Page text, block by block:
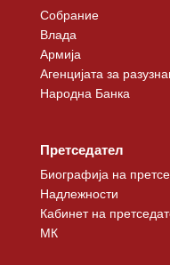
Собрание
Влада
Армија
Агенцијата за
Народна Банка
Претседател
Биографија на
Надлежности
Кабинет на
МК